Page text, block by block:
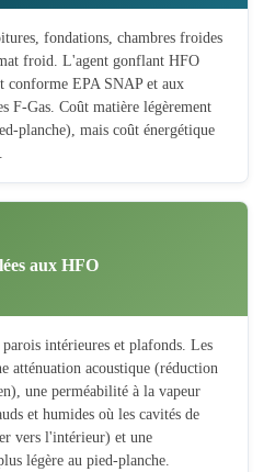
fondations, chambres froides
froid. L'agent gonflant HFO
conforme EPA SNAP et aux
F-Gas. Coût matière légèrement
planche), mais coût énergétique
aux HFO
intérieures et plafonds. Les
atténuation acoustique (réduction
une perméabilité à la vapeur
et humides où les cavités de
vers l'intérieur) et une
légère au pied-planche.